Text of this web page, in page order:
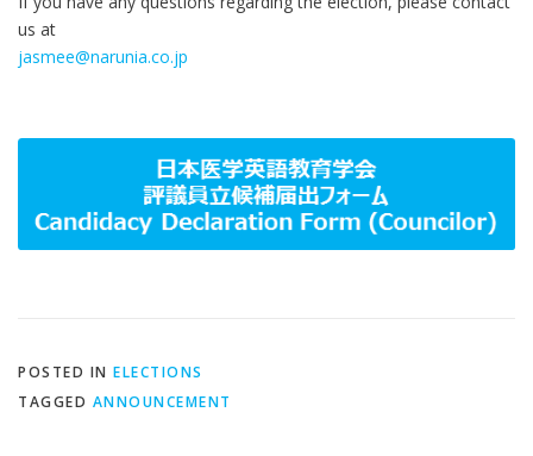
us at
jasmee@narunia.co.jp
POSTED IN ELECTIONS
TAGGED ANNOUNCEMENT